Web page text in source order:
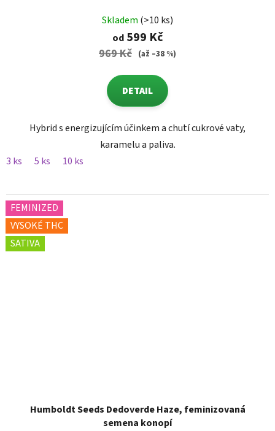
Skladem (>10 ks)
od599 Kč
969 Kč (až –38 %)
DETAIL
Hybrid s energizujícím účinkem a chutí cukrové vaty,
karamelu a paliva.
3 ks
5 ks 10 ks
FEMINIZED
VYSOKÉ THC
SATIVA
Humboldt Seeds Dedoverde Haze, feminizovaná
semena konopí